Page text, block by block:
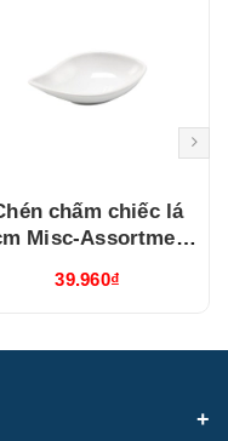
chấm chiếc lá
Misc-Assortment
(640916000)
39.960₫